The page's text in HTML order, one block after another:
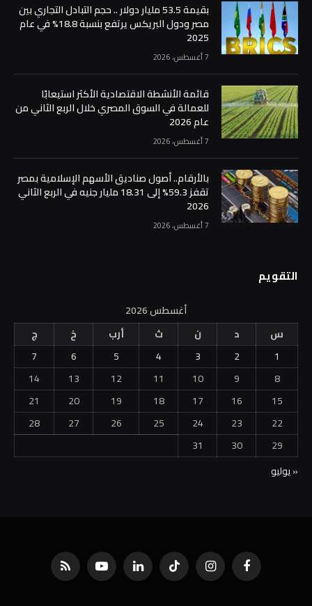
بقيمة 53.5 مليار دولار .. حجم التبادل التجاري بين
مصر ودول البريكس يرتفع بنسبة 18.8% في عام
2025
7 أغسطس، 2026
قائمة الأنشطة الاقتصادية الأكثر استيعابًا
للعمالة في السوق المصري خلال الربع الثاني من
عام 2026
7 أغسطس، 2026
بالأرقام.. أصول صناديق الأسهم الإسلامية بمصر
تقفز 59.3% إلى 18.31 مليار جنيه في الربع الثاني
2026
7 أغسطس، 2026
التقويم
أغسطس 2026
س
د ن ث أرب خ
ج
1
2
3
4
5
6
7
8
9
10
11
12
13
14
15
16
17
18
19
20
21
22
23
24
25
26
27
28
29
30
31
« يوليو
فيسبوك الانستغرامتيكتوك لينكدإن يوتيوب RSS